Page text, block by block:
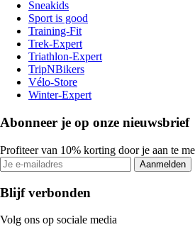
Sneakids
Sport is good
Training-Fit
Trek-Expert
Triathlon-Expert
TripNBikers
Vélo-Store
Winter-Expert
Abonneer je op onze nieuwsbrief
Profiteer van 10% korting door je aan te
Aanmelden
Blijf verbonden
Volg ons op sociale media